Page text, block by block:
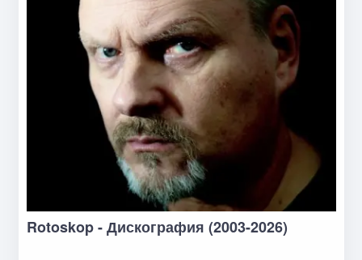
Rotoskop - Дискография (2003-2026)